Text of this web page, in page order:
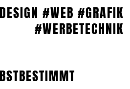
#WEB #GRAFIK
#WERBETECHNIK